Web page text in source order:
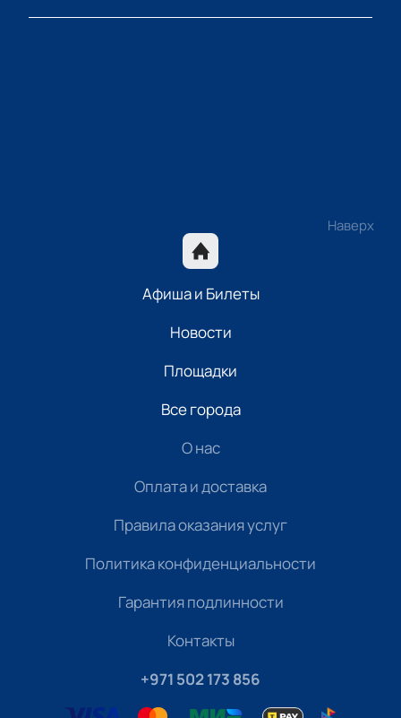
Наверх
Афиша и Билеты
Новости
Площадки
Все города
О нас
Оплата и доставка
Правила оказания услуг
Политика конфиденциальности
Гарантия подлинности
Контакты
+971 502 173 856